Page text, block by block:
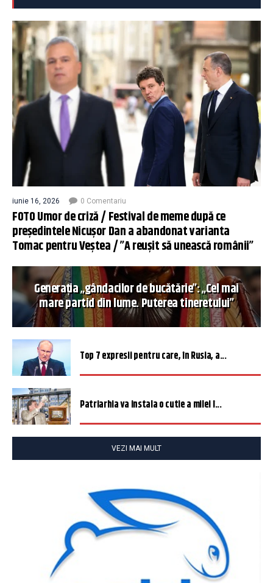
iunie 16, 2026 0 Comentariu
FOTO Umor de criză / Festival de meme după ce
președintele Nicușor Dan a abandonat varianta
Tomac pentru Veștea / ”A reușit să unească românii”
Generația „gândacilor de bucătărie”: „Cel mai
mare partid din lume. Puterea tineretului”
Top 7 expresii pentru care, în Rusia, a...
Patriarhia va instala o cutie a milei î...
VEZI MAI MULT